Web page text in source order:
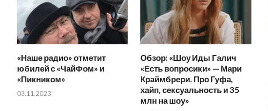
«Наше радио» отметит
юбилей с «ЧайФом» и
«Пикником»
03.11.2023
Обзор: «Шоу Иды Галич
«Есть вопросики» — Мари
Краймбрери. Про Гуфа,
хайп, сексуальность и 35
млн на шоу»